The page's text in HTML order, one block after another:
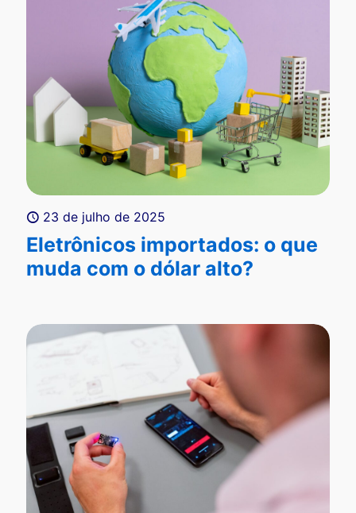
23 de julho de 2025
Eletrônicos importados: o que
muda com o dólar alto?